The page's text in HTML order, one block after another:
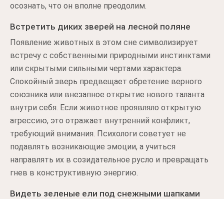
осознать, что он вполне преодолим.
Встретить диких зверей на лесной поляне
Появление животных в этом сне символизирует
встречу с собственными природными инстинктами
или скрытыми сильными чертами характера.
Спокойный зверь предвещает обретение верного
союзника или внезапное открытие нового таланта
внутри себя. Если животное проявляло открытую
агрессию, это отражает внутренний конфликт,
требующий внимания. Психологи советует не
подавлять возникающие эмоции, а учиться
направлять их в созидательное русло и превращать
гнев в конструктивную энергию.
Видеть зеленые ели под снежными шапками